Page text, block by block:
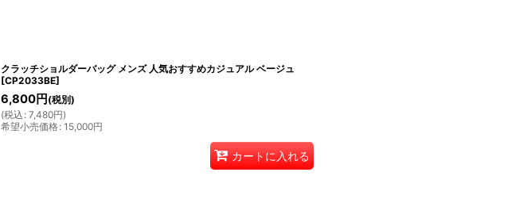
クラッチショルダーバッグ メンズ 人気おすすめカジュアル ベージュ
[CP2033BE]
6,800円 (税別)
(税込 : 7,480円)
希望小売価格: 15,000円
カートに入れる